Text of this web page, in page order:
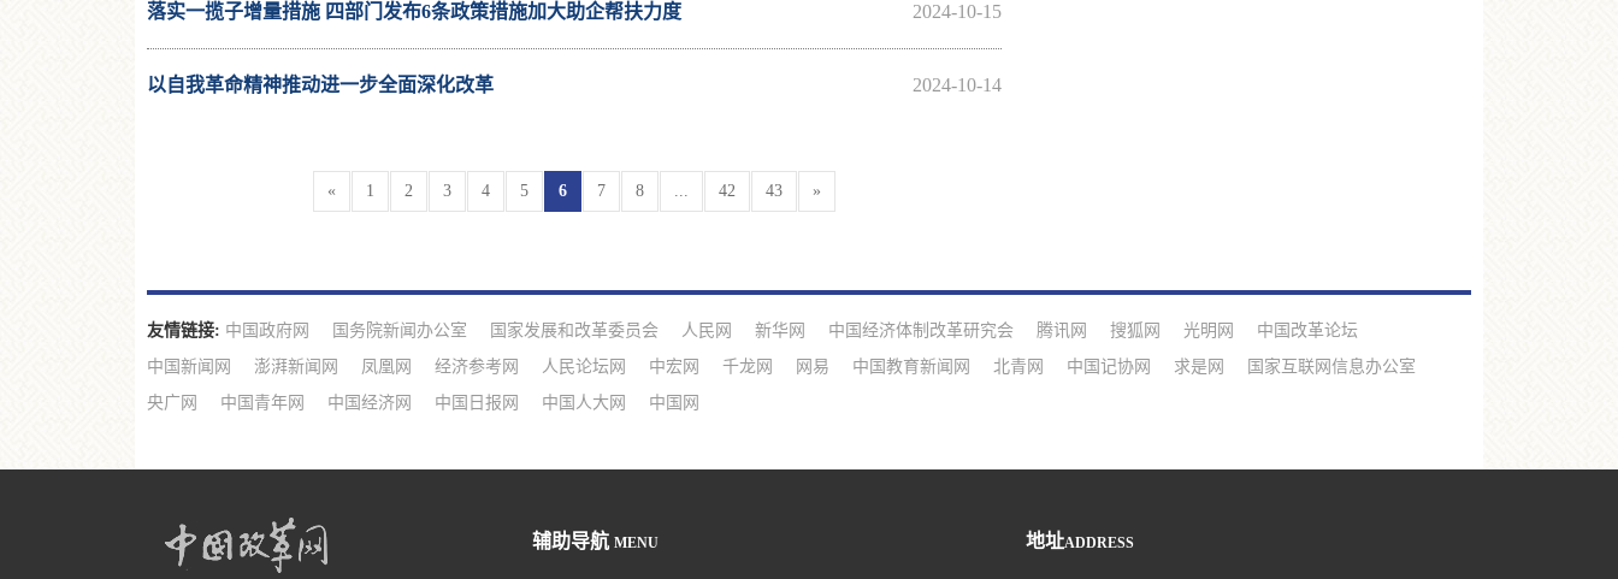
2024-10-15
落实一揽子增量措施 四部门发布6条政策措施加大助企帮扶力度
2024-10-14
以自我革命精神推动进一步全面深化改革
« 1 2 3 4 5 6 7 8 ... 42 43 »
友情链接: 中国政府网 国务院新闻办公室 国家发展和改革委员会 人民网 新华网 中国经济体制改革研究会 腾讯网 搜狐网 光明网
中国改革论坛
中国新闻网
澎湃新闻网 凤凰网 经济参考网 人民论坛网 中宏网 千龙网 网易 中国教育新闻网 北青网 中国记协网 求是网
国家互联网信息办公室
央广网
中国青年网 中国经济网 中国日报网 中国人大网 中国网
辅助导航 MENU 地址ADDRESS